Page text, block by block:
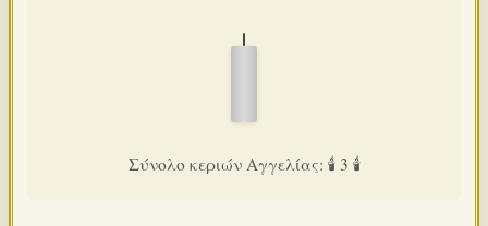
Σύνολο κεριών Αγγελίας: 🕯️ 3 🕯️